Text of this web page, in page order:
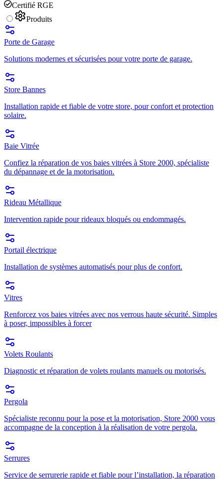
Certifié RGE
Produits
Porte de Garage
Solutions modernes et sécurisées pour votre porte de garage.
Store Bannes
Installation rapide et fiable de votre store, pour confort et protection
solaire.
Baie Vitrée
Confiez la réparation de vos baies vitrées à Store 2000, spécialiste
du dépannage et de la motorisation.
Rideau Métallique
Intervention rapide pour rideaux bloqués ou endommagés.
Portail électrique
Installation de systèmes automatisés pour plus de confort.
Vitres
Renforcez vos baies vitrées avec nos verrous haute sécurité. Simples
à poser, impossibles à forcer
Volets Roulants
Diagnostic et réparation de volets roulants manuels ou motorisés.
Pergola
Spécialiste reconnu pour la pose et la motorisation, Store 2000 vous
accompagne de la conception à la réalisation de votre pergola.
Serrures
Service de serrurerie rapide et fiable pour l’installation, la réparation